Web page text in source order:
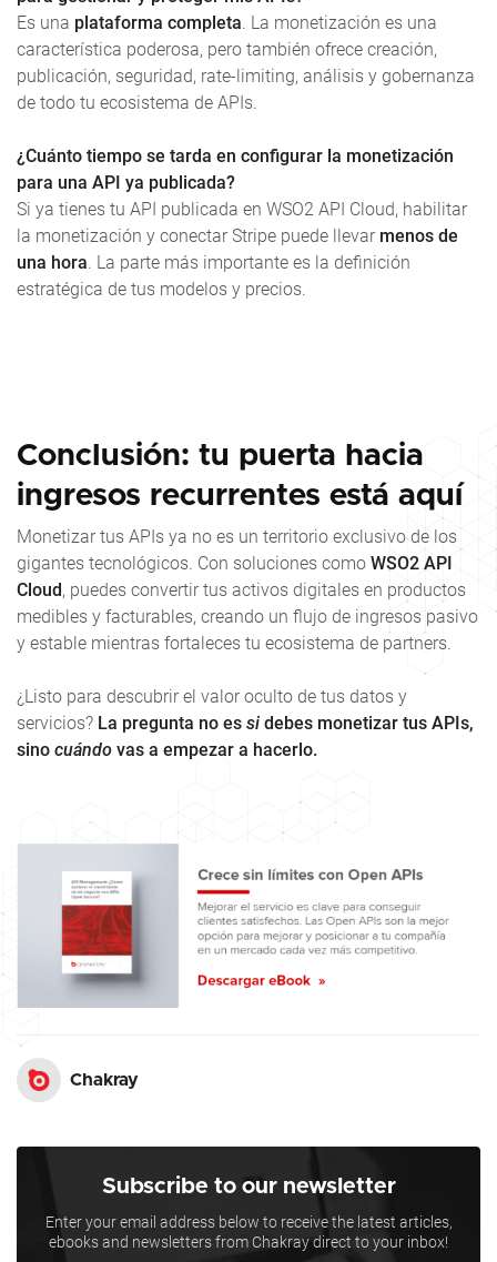
Es una plataforma completa. La monetización es una
característica poderosa, pero también ofrece creación,
publicación, seguridad, rate-limiting, análisis y gobernanza
de todo tu ecosistema de APIs.
¿Cuánto tiempo se tarda en configurar la monetización
para una API ya publicada?
Si ya tienes tu API publicada en WSO2 API Cloud, habilitar
la monetización y conectar Stripe puede llevar menos de
una hora. La parte más importante es la definición
estratégica de tus modelos y precios.
Conclusión: tu puerta hacia
ingresos recurrentes está aquí
Monetizar tus APIs ya no es un territorio exclusivo de los
gigantes tecnológicos. Con soluciones como WSO2 API
Cloud, puedes convertir tus activos digitales en productos
medibles y facturables, creando un flujo de ingresos pasivo
y estable mientras fortaleces tu ecosistema de partners.
¿Listo para descubrir el valor oculto de tus datos y
servicios? La pregunta no es si debes monetizar tus APIs,
sino cuándo vas a empezar a hacerlo.
Chakray
Subscribe to our newsletter
Enter your email address below to receive the latest articles,
ebooks and newsletters from Chakray direct to your inbox!